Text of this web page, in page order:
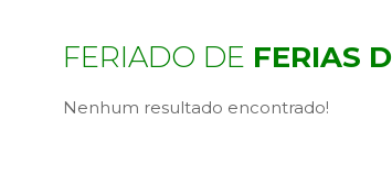
FERIADO DE FERIAS
Nenhum resultado encontrado!